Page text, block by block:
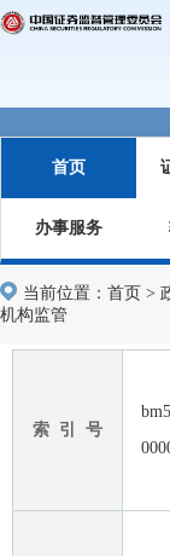
首页
办事服务
当前位置： 首页 >
机构监管
索 引 号